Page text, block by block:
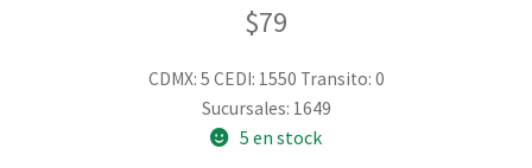
$79
CDMX: 5 CEDI: 1550 Transito: 0
Sucursales: 1649
5 en stock